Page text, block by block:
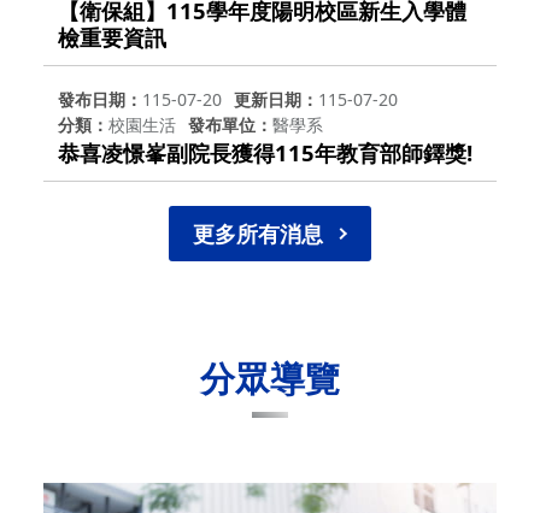
【衛保組】115學年度陽明校區新生入學體
檢重要資訊
發布日期 115-07-20 更新日期
115-07-20
分類
校園生活 發布單位 醫學系
恭喜凌憬峯副院長獲得115年教育部師鐸獎!
更多所有消息
分眾導覽